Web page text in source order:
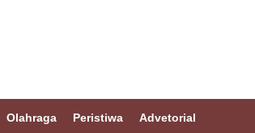
Olahraga Peristiwa Advetorial